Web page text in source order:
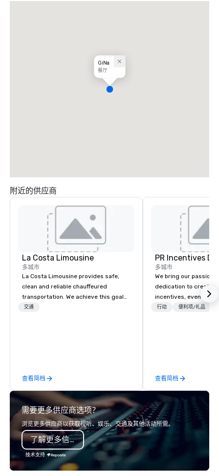
GiNa
餐厅
附近的供应商
La Costa Limousine
多城市
La Costa Limousine provides safe,
clean and reliable chauffeured
transportation. We achieve this goal
with highly trained chauffeurs, the
late model luxury vehicles to the
highly experienced and professional
team of chauffeurs and support staff;
you will know quality when you travel
with La Costa Limousine.
交通
查看简档
PR Incentives
多城市
We bring our passion,
dedication to create
incentives, events,
meetings, product
行动 便利项/礼品
查看简档
需要更多供应商选项？
浏览更多供应商以获取视听、娱乐、交通及其他活动所需。
了解更多信息
技术支持